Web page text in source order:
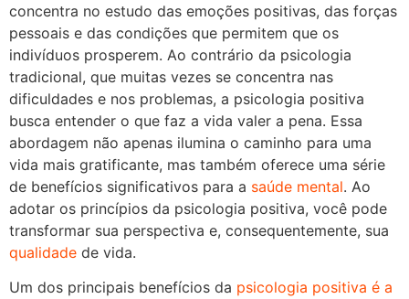
concentra no estudo das emoções positivas, das forças
pessoais e das condições que permitem que os
indivíduos prosperem. Ao contrário da psicologia
tradicional, que muitas vezes se concentra nas
dificuldades e nos problemas, a psicologia positiva
busca entender o que faz a vida valer a pena. Essa
abordagem não apenas ilumina o caminho para uma
vida mais gratificante, mas também oferece uma série
de benefícios significativos para a saúde mental. Ao
adotar os princípios da psicologia positiva, você pode
transformar sua perspectiva e, consequentemente, sua
qualidade de vida.
Um dos principais benefícios da psicologia positiva é a